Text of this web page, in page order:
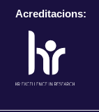
Acreditacions: